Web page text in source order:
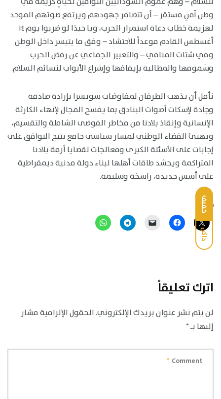
خفيف
داكن
وطن آمنٍ مستقر – أن تتضافر جهودهم ويرتفع صوتهم الموحد
لهزيمة خطاب دعاة استمرار الحرب، ويا حبذا لو ضربوا يوم ١٤
أغسطس القادم موعداً للاحتشاد – وفق ما يتيسر داخل الوطن
وفي شتات المنافي – والتعبير الجماعي عن رفض الحرب
وسَمومها والمطالبة بإيقافها وإشراع الأبواب لنسائم السلام.
نأمل أن يذهب الطرفان لمفاوضات سويسرا بإرادة صادقة
وجادة لإسكات أصوات البنادق بما يفسح المجال لإنهاء الكارثة
الإنسانية وإنقاذ بلادنا من مخاطر الفوضى الشاملة والتقسيم،
ويهيئ الفضاء الوطني لمسار سياسي جامع يتيح التوافق على
إجابات على الأسئلة الكبرى ومعالجات لقضايا أزمة بلادنا
المتراكمة ويحشد طاقات أهلها لبناء دولة مدنية ديمقراطية
على أسس جديدة، راسخة وسليمة.
نشر
اترك تعليقاً
لن يتم نشر عنوان بريدك الإلكتروني.الحقول الإلزامية مشار
إليها بـ*
Comment
*